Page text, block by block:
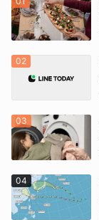
02
03
04